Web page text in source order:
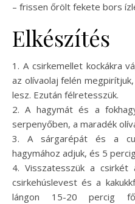
– frissen őrölt fekete bors
Elkészítés
1. A csirkemellet kockákra
az olívaolaj felén
lesz. Ezután félretesszük.
2. A hagymát és a
serpenyőben, a maradék
3. A sárgarépát és a
hagymához adjuk, és 5
4. Visszatesszük a csirkét
csirkehúslevest és a
lángon 15-20 percig